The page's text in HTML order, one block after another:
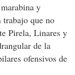
y
trabajo que no
Pirela, Linares y
de la
ofensivos de